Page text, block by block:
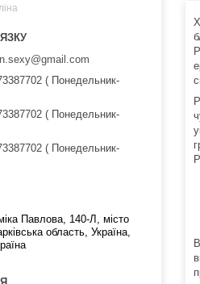
( Понедельник-
( Понедельник-
( Понедельник-
Павлова, 140-Л, місто
область, Україна,